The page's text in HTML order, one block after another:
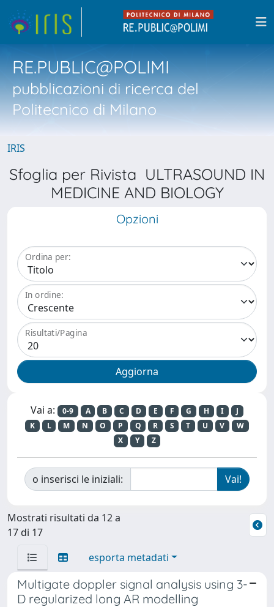
RE.PUBLIC@POLIMI
pubblicazioni di ricerca del
Politecnico di Milano
IRIS
Sfoglia per Rivista ULTRASOUND IN
MEDICINE AND BIOLOGY
Opzioni
Ordina per:
In ordine:
Risultati/Pagina
Vai a: 0-9 A B C D E F G H I
J
K
L M N O P Q R S T U V
W
X
Y Z
o inserisci le iniziali:
Mostrati risultati da 12 a
17 di 17
esporta metadati
Multigate doppler signal analysis using 3-
D regularized long AR modelling